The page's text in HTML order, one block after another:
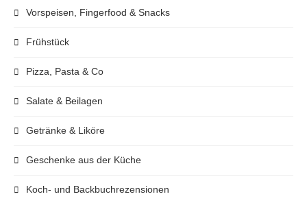
Vorspeisen, Fingerfood & Snacks
Frühstück
Pizza, Pasta & Co
Salate & Beilagen
Getränke & Liköre
Geschenke aus der Küche
Koch- und Backbuchrezensionen